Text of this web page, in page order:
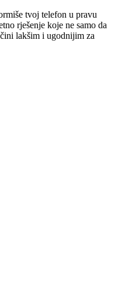
tvoj telefon u pravu
rješenje koje ne samo da
lakšim i ugodnijim za